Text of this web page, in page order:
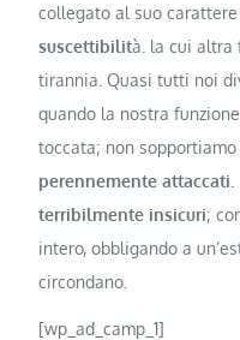
collegato al suo
suscettibilità. la cui altra
tirannia. Quasi tutti noi
quando la nostra
toccata; non
perennemente attaccati.
terribilmente insicuri;
intero, obbligando a
circondano.
[wp_ad_camp_1]